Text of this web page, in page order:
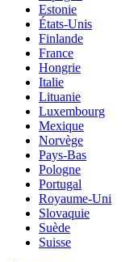
Estonie
États-Unis
Finlande
France
Hongrie
Italie
Lituanie
Luxembourg
Mexique
Norvège
Pays-Bas
Pologne
Portugal
Royaume-Uni
Slovaquie
Suède
Suisse